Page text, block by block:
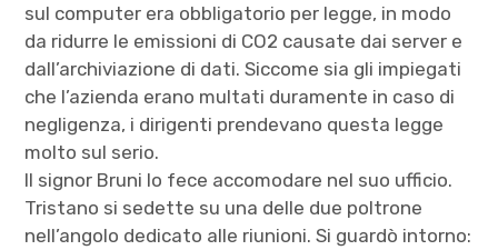
sul computer era obbligatorio per legge, in modo
da ridurre le emissioni di CO2 causate dai server e
dall’archiviazione di dati. Siccome sia gli impiegati
che l’azienda erano multati duramente in caso di
negligenza, i dirigenti prendevano questa legge
molto sul serio.
Il signor Bruni lo fece accomodare nel suo ufficio.
Tristano si sedette su una delle due poltrone
nell’angolo dedicato alle riunioni. Si guardò intorno: